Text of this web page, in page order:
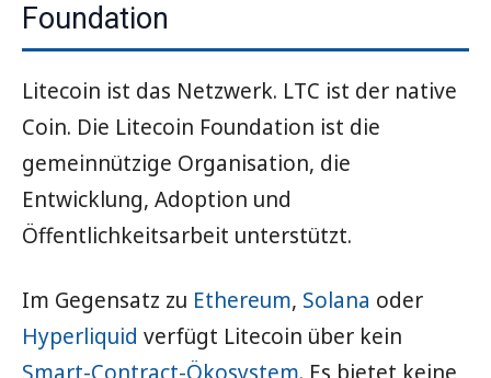
Foundation
Litecoin ist das Netzwerk. LTC ist der native
Coin. Die Litecoin Foundation ist die
gemeinnützige Organisation, die
Entwicklung, Adoption und
Öffentlichkeitsarbeit unterstützt.
Im Gegensatz zu Ethereum, Solana oder
Hyperliquid verfügt Litecoin über kein